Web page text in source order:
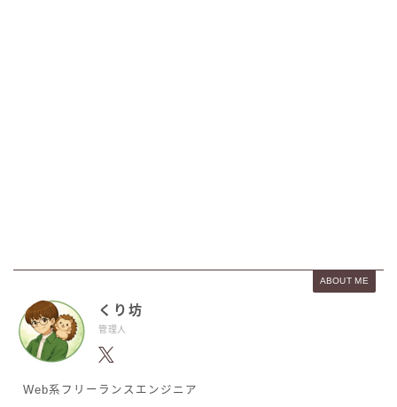
ABOUT ME
くり坊
管理人
Web系フリーランスエンジニア